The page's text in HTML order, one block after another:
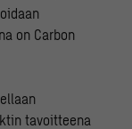
on Carbon
tavoitteena